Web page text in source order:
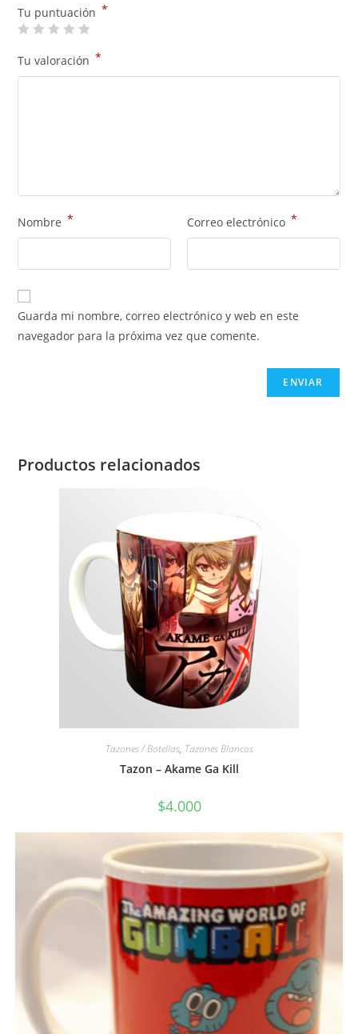
Tu puntuación *
Tu valoración *
Nombre * Correo electrónico *
Guarda mi nombre, correo electrónico y web en este
navegador para la próxima vez que comente.
Productos relacionados
Tazones / Botellas, Tazones Blancos
Tazon – Akame Ga Kill
$4.000